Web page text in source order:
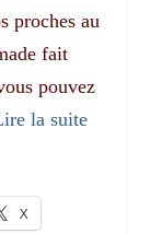
proches au
fait
pouvez
la suite­­
X